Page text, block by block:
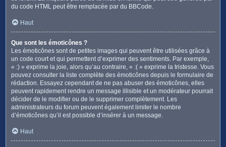
du code HTML peut être remplacée par du BBCode.
Haut
Que sont les émoticônes ?
Les émoticônes sont de petites images qui peuvent être utilisées grâce à
un code court et qui permettent d’exprimer des sentiments. Par exemple,
« :) » exprime la joie, alors qu’au contraire, « :( » exprime la tristesse. Vous
pouvez consulter la liste complète des émoticônes depuis le formulaire de
rédaction. Essayez cependant de ne pas abuser des émoticônes, elles
peuvent rapidement rendre un message illisible et un modérateur pourrait
décider de le modifier ou de le supprimer complètement. Les
administrateurs du forum peuvent également limiter le nombre
d’émoticônes qu’il est possible d’insérer à un message.
Haut